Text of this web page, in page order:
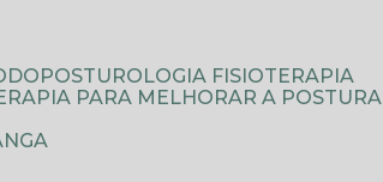
FISIOTERAPIA
PARA MELHORAR A POSTURA